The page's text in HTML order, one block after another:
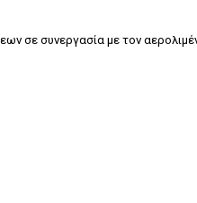
συνεργασία με τον